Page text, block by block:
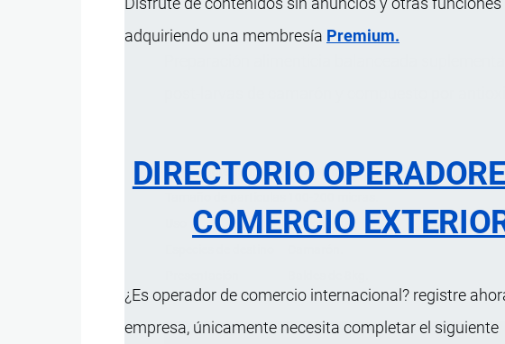
adquiriendo una membresía Premium.
DIRECTORIO
COMERCIO
¿Es operador de comercio internacional? registre
empresa, únicamente necesita completar el siguiente
Preparación alimenticia balanceada
post-larvas de camarón y compuesto por
Característica
Descripción
Acuicultura.